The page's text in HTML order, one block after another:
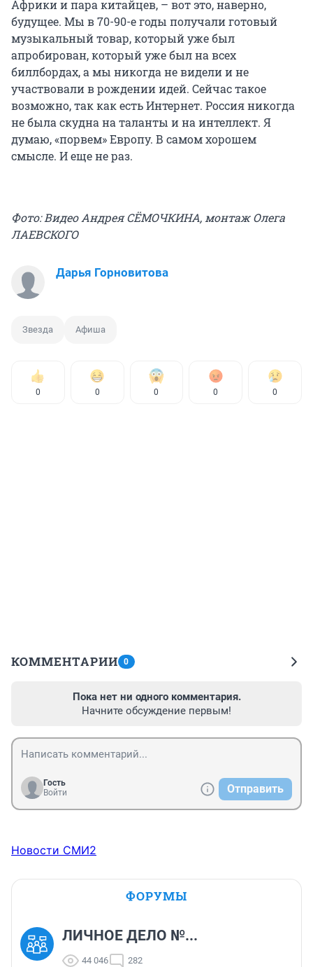
Африки и пара китайцев, – вот это, наверно,
будущее. Мы в 70-90-е годы получали готовый
музыкальный товар, который уже был
апробирован, который уже был на всех
биллбордах, а мы никогда не видели и не
участвовали в рождении идей. Сейчас такое
возможно, так как есть Интернет. Россия никогда
не была скудна на таланты и на интеллект. Я
думаю, «порвем» Европу. В самом хорошем
смысле. И еще не раз.
Фото: Видео Андрея СЁМОЧКИНА, монтаж Олега
ЛАЕВСКОГО
Дарья Горновитова
Звезда Афиша
0 0 0 0 0
КОММЕНТАРИИ 0
Пока нет ни одного комментария.
Начните обсуждение первым!
Гость
Войти
Отправить
Новости СМИ2
ФОРУМЫ
ЛИЧНОЕ ДЕЛО №...
44 046 282